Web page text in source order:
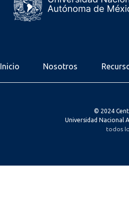
Inicio Nosotros
© 2024
Universidad Nacional
todos